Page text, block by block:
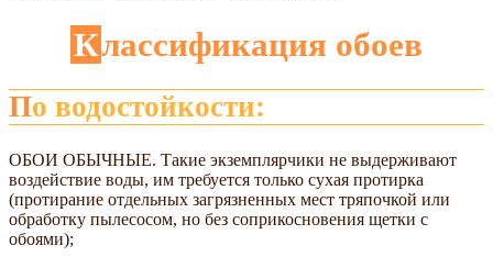
Классификация обоев
По водостойкоcти:
ОБОИ ОБЫЧНЫЕ. Такие экземплярчики не выдерживают
воздействие воды, им требуется только сухая протирка
(протирание отдельных загрязненных мест тряпочкой или
обработку пылесосом, но без соприкосновения щетки с
обоями);